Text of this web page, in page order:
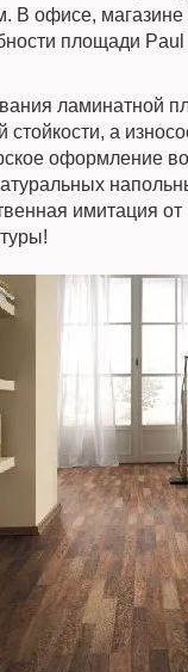
В офисе, магазине
площади
ламинатной
а
оформление
имитация